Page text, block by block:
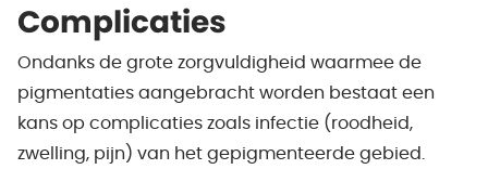
Complicaties
Ondanks de grote zorgvuldigheid waarmee de
pigmentaties aangebracht worden bestaat een
kans op complicaties zoals infectie (roodheid,
zwelling, pijn) van het gepigmenteerde gebied.